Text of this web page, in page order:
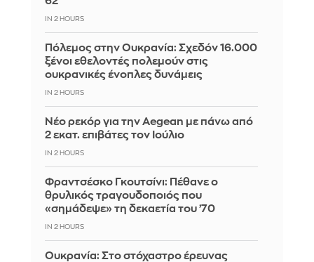
IN 2 HOURS
Πόλεμος στην Ουκρανία: Σχεδόν 16.000
ξένοι εθελοντές πολεμούν στις
ουκρανικές ένοπλες δυνάμεις
IN 2 HOURS
Νέο ρεκόρ για την Aegean με πάνω από
2 εκατ. επιβάτες τον Ιούλιο
IN 2 HOURS
Φραντσέσκο Γκουτσίνι: Πέθανε ο
θρυλικός τραγουδοποιός που
«σημάδεψε» τη δεκαετία του ’70
IN 2 HOURS
Ουκρανία: Στο στόχαστρο έρευνας